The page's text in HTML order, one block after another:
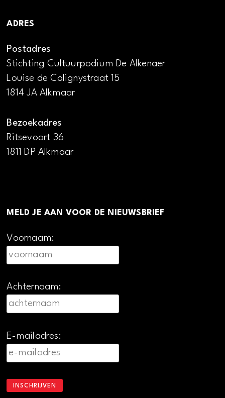
ADRES
Postadres
Stichting Cultuurpodium De Alkenaer
Louise de Colignystraat 15
1814 JA Alkmaar
Bezoekadres
Ritsevoort 36
1811 DP Alkmaar
MELD JE AAN VOOR DE NIEUWSBRIEF
Voornaam:
Achternaam:
E-mailadres: